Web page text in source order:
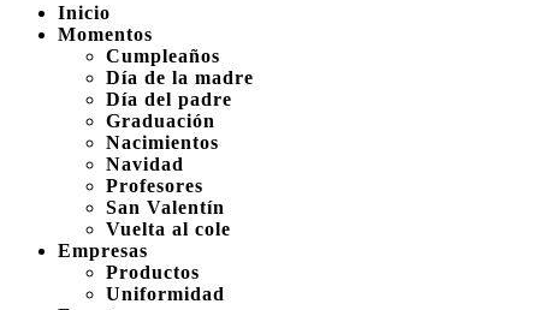
Inicio
Momentos
Cumpleaños
Día de la madre
Día del padre
Graduación
Nacimientos
Navidad
Profesores
San Valentín
Vuelta al cole
Empresas
Productos
Uniformidad